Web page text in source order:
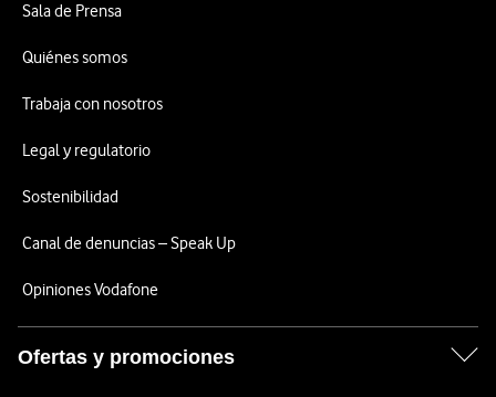
Sala de Prensa
Quiénes somos
Trabaja con nosotros
Legal y regulatorio
Sostenibilidad
Canal de denuncias – Speak Up
Opiniones Vodafone
Ofertas y promociones